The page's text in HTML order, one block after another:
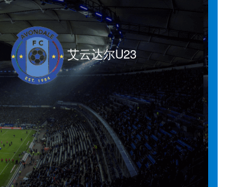
艾云达尔U23